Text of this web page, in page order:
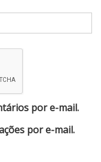
por e-mail.
por e-mail.